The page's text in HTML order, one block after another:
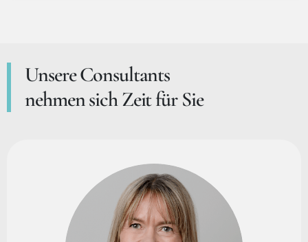
Unsere Consultants
nehmen sich Zeit für Sie